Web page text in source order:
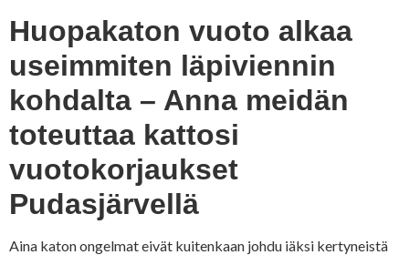
Huopakaton vuoto alkaa
useimmiten läpiviennin
kohdalta – Anna meidän
toteuttaa kattosi
vuotokorjaukset
Pudasjärvellä
Aina katon ongelmat eivät kuitenkaan johdu iäksi kertyneistä